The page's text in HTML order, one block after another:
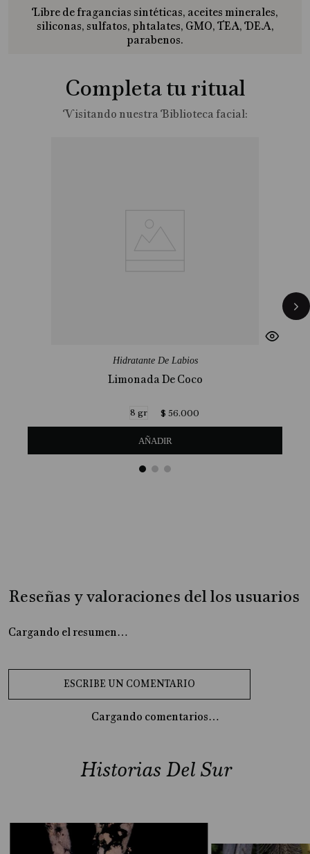
Libre de fragancias sintéticas, aceites minerales,
siliconas, sulfatos, phtalates, GMO, TEA, DEA,
parabenos.
Completa tu ritual
Hidratante De Labios
Limonada De Coco
8 gr $ 56.000
AÑADIR
Reseñas y valoraciones del los usuarios
Cargando el resumen…
Cargando comentarios…
Historias Del Sur